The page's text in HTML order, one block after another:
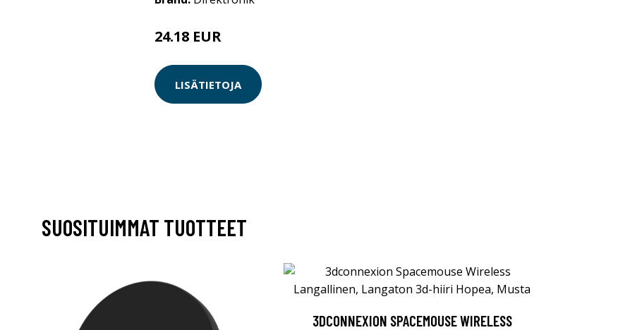
24.18 EUR
LISÄTIETOJA
SUOSITUIMMAT TUOTTEET
3DCONNEXION SPACEMOUSE WIRELESS